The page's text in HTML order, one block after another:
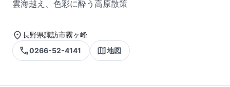
雲海越え、色彩に酔う高原散策
長野県諏訪市霧ヶ峰
0266-52-4141
地図